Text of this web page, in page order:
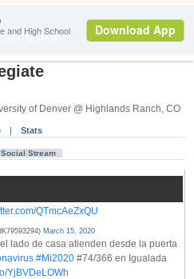
Search
of Denver @ Highlands Ranch, CO
| Stats
Social Stream
QTmcAeZxQU
March 15, 2020
lado de casa atienden desde la puerta
#Mi2020#74/366 en Igualada
YjBVDeLOWh